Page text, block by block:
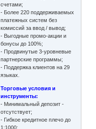
счетами;
- Более 220 поддерживаемых
платежных систем без
комиссий за ввод / вывод;
- Выгодные промо-акции и
бонусы до 100%;
- Продвинутые 3-уровневые
партнерские программы;
- Поддержка клиентов на 29
языках.
Торговые условия и
инструменты:
- Минимальный депозит -
отсутствует;
- Гибкое кредитное плечо до
1:1000;